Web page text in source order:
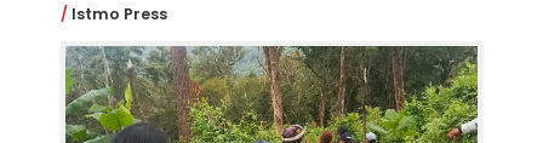
Istmo Press